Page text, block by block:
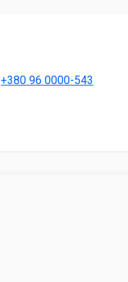
+380 96 0000-543